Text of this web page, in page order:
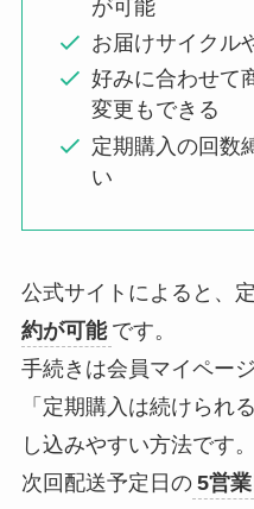
が可能
お届けサイクル
好みに合わせて
変更もできる
定期購入の回数
い
公式サイトによると、
約が可能 です。
手続きは会員マイペー
「定期購入は続けられ
し込みやすい方法です。
次回配送予定日の 5営